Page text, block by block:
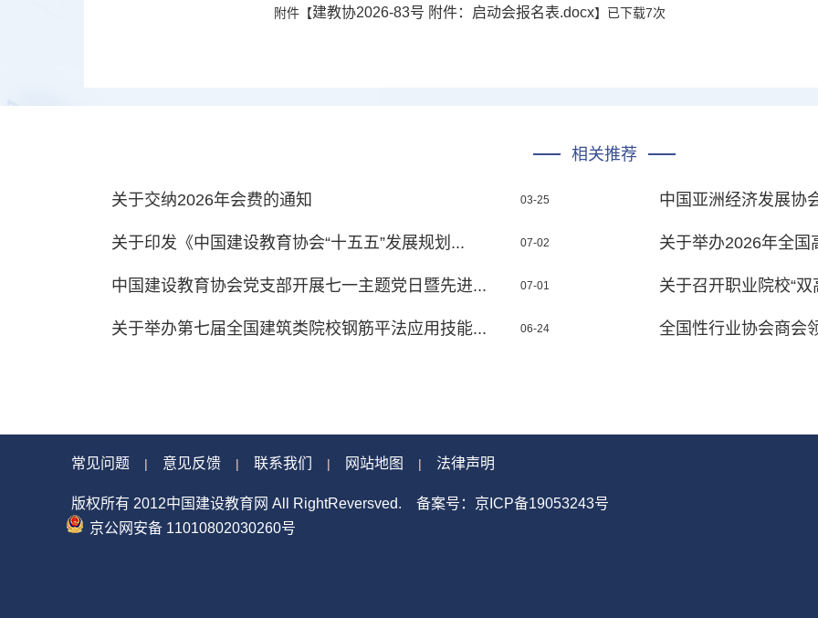
附件【建教协2026-83号 附件：启动会报名表.docx】已下载7次
相关推荐
关于交纳2026年会费的通知 03-25 中国亚洲经济发展协
关于印发《中国建设教育协会“十五五”发展规划... 07-02 关于举办2026年全国
中国建设教育协会党支部开展七一主题党日暨先进... 07-01 关于召开职业院校“
关于举办第七届全国建筑类院校钢筋平法应用技能... 06-24 全国性行业协会商会
常见问题 | 意见反馈 | 联系我们 | 网站地图 | 法律声明
版权所有 2012中国建设教育网 All RightReversved.
备案号：京ICP备19053243号
京公网安备 11010802030260号